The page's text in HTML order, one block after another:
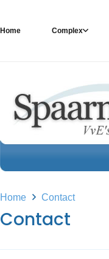
Home Complex
Home Contact
Contact